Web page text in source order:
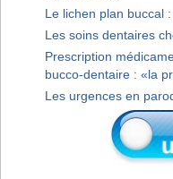
Le lichen plan buccal
Les soins dentaires
Prescription
bucco-dentaire : «la
Les urgences en